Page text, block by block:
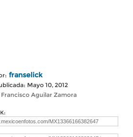
franselick
Mayo 10, 2012
Aguilar Zamora